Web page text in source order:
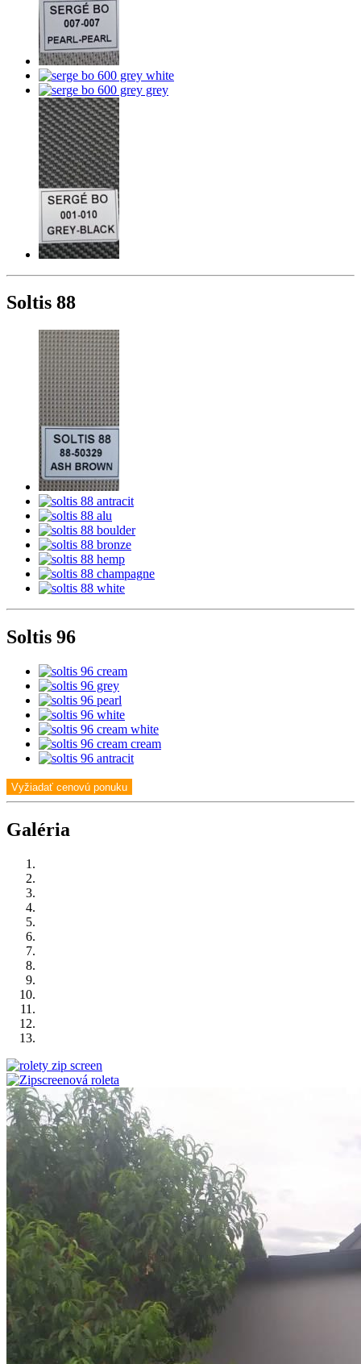
Soltis 88
Soltis 96
Vyžiadať cenovú ponuku
Galéria